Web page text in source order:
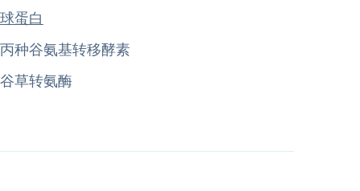
球蛋白
丙种谷氨基转移酵素
谷草转氨酶